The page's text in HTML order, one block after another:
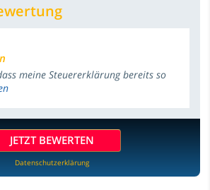
meine Steuererklärung bereits so
JETZT BEWERTEN
Datenschutzerklärung